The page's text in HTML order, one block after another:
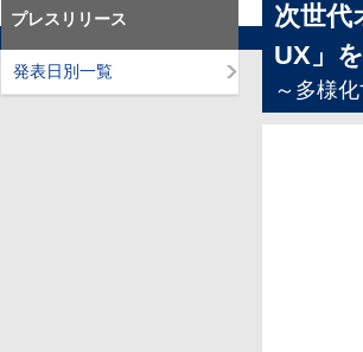
次世代
UX」
～多様
プレスリリース
発表日別一覧